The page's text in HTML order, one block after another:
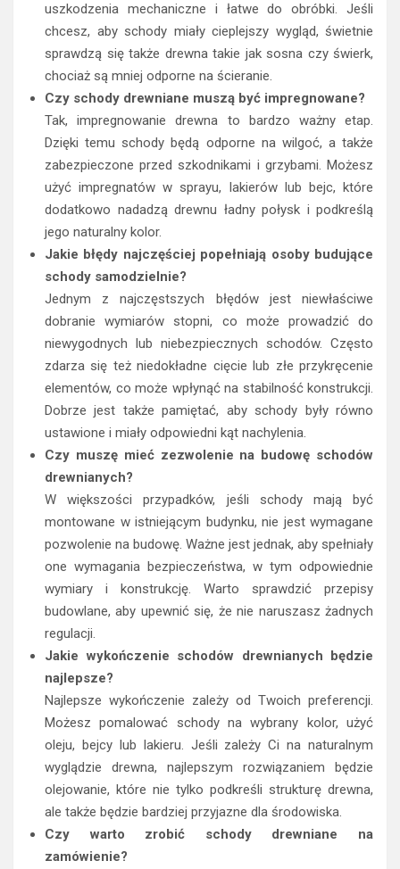
uszkodzenia mechaniczne i łatwe do obróbki. Jeśli
chcesz, aby schody miały cieplejszy wygląd, świetnie
sprawdzą się także drewna takie jak sosna czy świerk,
chociaż są mniej odporne na ścieranie.
Czy schody drewniane muszą być impregnowane?
Tak, impregnowanie drewna to bardzo ważny etap.
Dzięki temu schody będą odporne na wilgoć, a także
zabezpieczone przed szkodnikami i grzybami. Możesz
użyć impregnatów w sprayu, lakierów lub bejc, które
dodatkowo nadadzą drewnu ładny połysk i podkreślą
jego naturalny kolor.
Jakie błędy najczęściej popełniają osoby budujące
schody samodzielnie?
Jednym z najczęstszych błędów jest niewłaściwe
dobranie wymiarów stopni, co może prowadzić do
niewygodnych lub niebezpiecznych schodów. Często
zdarza się też niedokładne cięcie lub złe przykręcenie
elementów, co może wpłynąć na stabilność konstrukcji.
Dobrze jest także pamiętać, aby schody były równo
ustawione i miały odpowiedni kąt nachylenia.
Czy muszę mieć zezwolenie na budowę schodów
drewnianych?
W większości przypadków, jeśli schody mają być
montowane w istniejącym budynku, nie jest wymagane
pozwolenie na budowę. Ważne jest jednak, aby spełniały
one wymagania bezpieczeństwa, w tym odpowiednie
wymiary i konstrukcję. Warto sprawdzić przepisy
budowlane, aby upewnić się, że nie naruszasz żadnych
regulacji.
Jakie wykończenie schodów drewnianych będzie
najlepsze?
Najlepsze wykończenie zależy od Twoich preferencji.
Możesz pomalować schody na wybrany kolor, użyć
oleju, bejcy lub lakieru. Jeśli zależy Ci na naturalnym
wyglądzie drewna, najlepszym rozwiązaniem będzie
olejowanie, które nie tylko podkreśli strukturę drewna,
ale także będzie bardziej przyjazne dla środowiska.
Czy warto zrobić schody drewniane na
zamówienie?